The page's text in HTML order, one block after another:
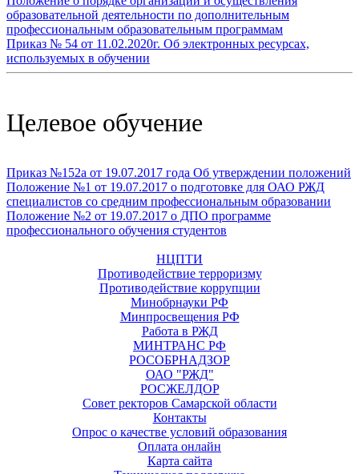
образовательной деятельности по дополнительным
профессиональным образовательным программам
Приказ № 54 от 11.02.2020г. Об электронных ресурсах,
используемых в обучении
Целевое обучение
Приказ №152а от 19.07.2017 года Об утверждении положений
Положение №1 от 19.07.2017 о подготовке для ОАО РЖД
специалистов со средним профессиональным образовании
Положение №2 от 19.07.2017 о ДПО программе
профессионального обучения студентов
НЦПТИ
Противодействие терроризму
Противодействие коррупции
Минобрнауки РФ
Минпросвещения РФ
Работа в РЖД
МИНТРАНС РФ
РОСОБРНАДЗОР
ОАО "РЖД"
РОСЖЕЛДОР
Совет ректоров Самарской области
Контакты
Опрос о качестве условий образования
Оплата онлайн
Карта сайта